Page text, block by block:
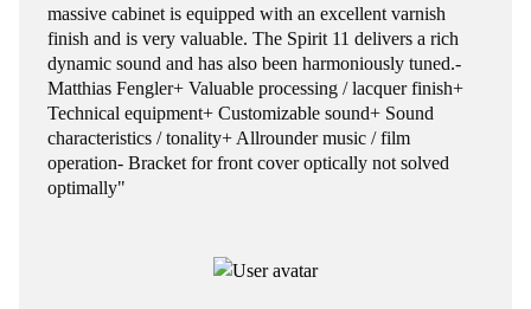
massive cabinet is equipped with an excellent varnish
finish and is very valuable. The Spirit 11 delivers a rich
dynamic sound and has also been harmoniously tuned.-
Matthias Fengler+ Valuable processing / lacquer finish+
Technical equipment+ Customizable sound+ Sound
characteristics / tonality+ Allrounder music / film
operation- Bracket for front cover optically not solved
optimally"